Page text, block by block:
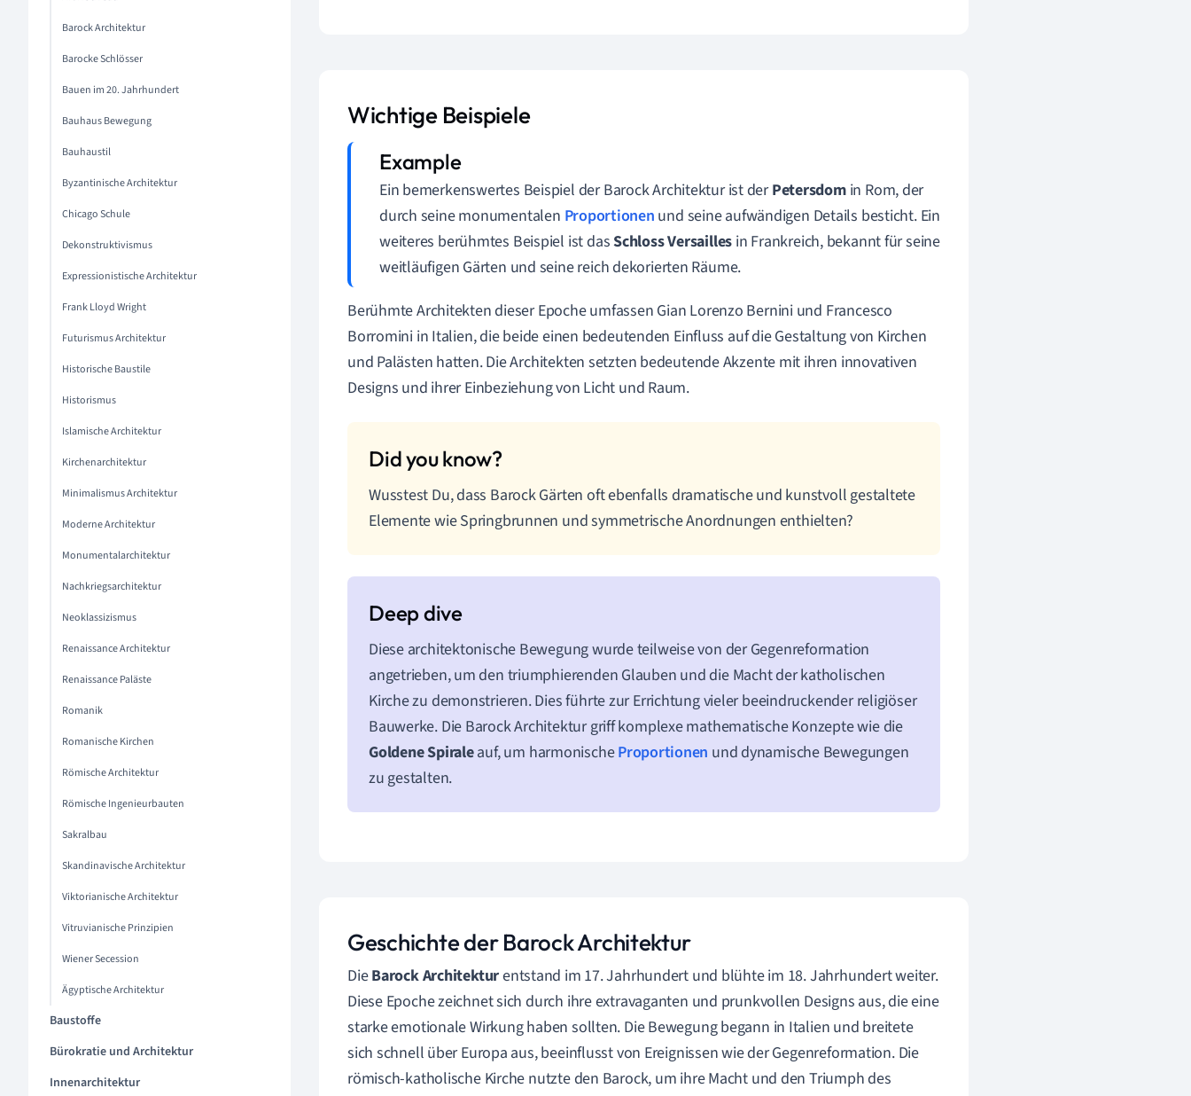
Barock Architektur
Barocke Schlösser
Bauen im 20. Jahrhundert
Bauhaus Bewegung
Bauhaustil
Byzantinische Architektur
Chicago Schule
Dekonstruktivismus
Expressionistische Architektur
Frank Lloyd Wright
Futurismus Architektur
Historische Baustile
Historismus
Islamische Architektur
Kirchenarchitektur
Minimalismus Architektur
Moderne Architektur
Monumentalarchitektur
Nachkriegsarchitektur
Neoklassizismus
Renaissance Architektur
Renaissance Paläste
Romanik
Romanische Kirchen
Römische Architektur
Römische Ingenieurbauten
Sakralbau
Skandinavische Architektur
Viktorianische Architektur
Vitruvianische Prinzipien
Wiener Secession
Ägyptische Architektur
Baustoffe
Bürokratie und Architektur
Innenarchitektur
Wichtige Beispiele
Ein bemerkenswertes Beispiel der Barock Architektur ist derPetersdomin Rom, der
durch seine monumentalen Proportionen und seine aufwändigen Details besticht. Ein
weiteres berühmtes Beispiel ist dasSchloss Versailles in Frankreich, bekannt für seine
weitläufigen Gärten und seine reich dekorierten Räume.
Berühmte Architekten dieser Epoche umfassen Gian Lorenzo Bernini und Francesco
Borromini in Italien, die beide einen bedeutenden Einfluss auf die Gestaltung von Kirchen
und Palästen hatten. Die Architekten setzten bedeutende Akzente mit ihren innovativen
Designs und ihrer Einbeziehung von Licht und Raum.
Wusstest Du, dass Barock Gärten oft ebenfalls dramatische und kunstvoll gestaltete
Elemente wie Springbrunnen und symmetrische Anordnungen enthielten?
Diese architektonische Bewegung wurde teilweise von der Gegenreformation
angetrieben, um den triumphierenden Glauben und die Macht der katholischen
Kirche zu demonstrieren. Dies führte zur Errichtung vieler beeindruckender religiöser
Bauwerke. Die Barock Architektur griff komplexe mathematische Konzepte wie die
Goldene Spiraleauf, um harmonischeProportionen und dynamische Bewegungen
zu gestalten.
Geschichte der Barock Architektur
DieBarock Architekturentstand im 17. Jahrhundert und blühte im 18. Jahrhundert weiter.
Diese Epoche zeichnet sich durch ihre extravaganten und prunkvollen Designs aus, die eine
starke emotionale Wirkung haben sollten. Die Bewegung begann in Italien und breitete
sich schnell über Europa aus, beeinflusst von Ereignissen wie der Gegenreformation. Die
römisch-katholische Kirche nutzte den Barock, um ihre Macht und den Triumph des